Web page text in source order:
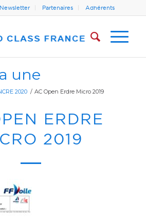
Newsletter Partenaires Adhérents
une
2020 / AC Open Erdre Micro 2019
ERDRE
2019